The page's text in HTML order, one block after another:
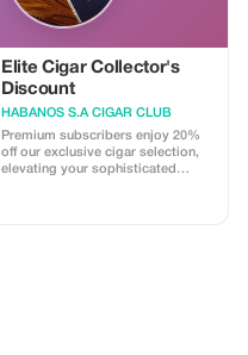
Elite Cigar Collector's
Discount
HABANOS S.A CIGAR CLUB
Premium subscribers enjoy 20%
off our exclusive cigar selection,
elevating your sophisticated